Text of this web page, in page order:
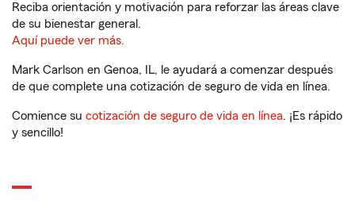
Reciba orientación y motivación para reforzar las áreas clave
de su bienestar general.
Aquí puede ver más.
Mark Carlson en Genoa, IL, le ayudará a comenzar después
de que complete una cotización de seguro de vida en línea.
Comience su cotización de seguro de vida en línea. ¡Es rápido
y sencillo!